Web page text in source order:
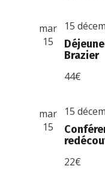
mar
15
Brazier
15
44€
mar
15
15
22€